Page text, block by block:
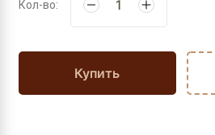
Кол-во:
Купить